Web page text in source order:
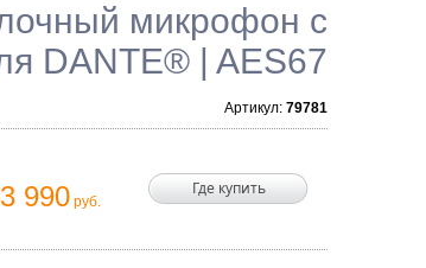
микрофон c
DANTE® | AES67
Артикул: 79781
990 руб.
Где купить